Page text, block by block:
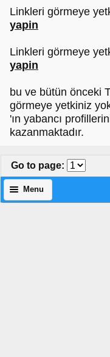
Linkleri görmeye
yapin
Linkleri görmeye
yapin
bu ve bütün önceki
görmeye yetkiniz
'ın yabancı
kazanmaktadır.
Go to page:
Menu